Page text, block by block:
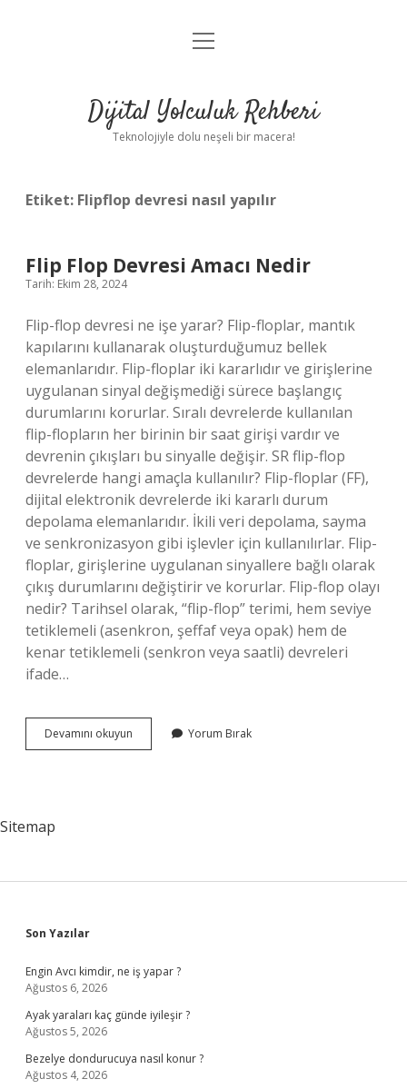
Anasayfa
Yasal Uyarı
menüyü
Dijital Yolculuk Rehberi
Teknolojiyle dolu neşeli bir macera!
Etiket: Flipflop devresi nasıl yapılır
Flip Flop Devresi Amacı Nedir
Tarih: Ekim 28, 2024
Flip-flop devresi ne işe yarar? Flip-floplar, mantık
kapılarını kullanarak oluşturduğumuz bellek
elemanlarıdır. Flip-floplar iki kararlıdır ve girişlerine
uygulanan sinyal değişmediği sürece başlangıç ​​
durumlarını korurlar. Sıralı devrelerde kullanılan
flip-flopların her birinin bir saat girişi vardır ve
devrenin çıkışları bu sinyalle değişir. SR flip-flop
devrelerde hangi amaçla kullanılır? Flip-floplar (FF),
dijital elektronik devrelerde iki kararlı durum
depolama elemanlarıdır. İkili veri depolama, sayma
ve senkronizasyon gibi işlevler için kullanılırlar. Flip-
floplar, girişlerine uygulanan sinyallere bağlı olarak
çıkış durumlarını değiştirir ve korurlar. Flip-flop olayı
nedir? Tarihsel olarak, “flip-flop” terimi, hem seviye
tetiklemeli (asenkron, şeffaf veya opak) hem de
kenar tetiklemeli (senkron veya saatli) devreleri
ifade…
Devamını okuyun
Flop
Yorum Bırak
Sitemap
Sidebar
Son Yazılar
Engin Avcı kimdir, ne iş yapar ?
Ağustos 6, 2026
Ayak yaraları kaç günde iyileşir ?
Ağustos 5, 2026
Bezelye dondurucuya nasıl konur ?
Ağustos 4, 2026